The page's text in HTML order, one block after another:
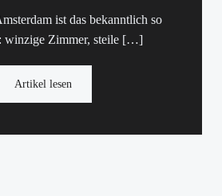
ist das bekanntlich so
winzige Zimmer, steile […]
Artikel lesen